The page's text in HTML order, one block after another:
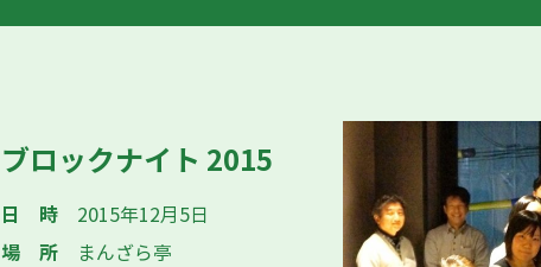
ブロックナイト 2015
日時 2015年12月5日
場所 まんざら亭